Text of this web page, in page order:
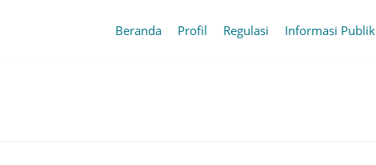
Beranda Profil Regulasi Informasi Publik